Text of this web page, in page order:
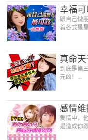
幸福
跟自己做
着各式星
真命天
到底是第
元凶！...
感情
爱情中，
是造成你